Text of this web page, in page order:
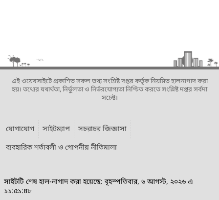
এই ওয়েবসাইটে প্রকাশিত সকল তথ্য সংশ্লিষ্ট দপ্তর কর্তৃক নিয়মিত হালনাগাদ করা
হয়। তথ্যের যথার্থতা, নির্ভুলতা ও নির্ভরযোগ্যতা নিশ্চিত করতে সংশ্লিষ্ট দপ্তর সর্বদা
সচেষ্ট।
যোগাযোগ সাইটম্যাপ
সচরাচর জিজ্ঞাসা
ব্যবহারিক শর্তাবলী ও গোপনীয় নীতিমালা
সাইটটি শেষ হাল-নাগাদ করা হয়েছে: বৃহস্পতিবার, ৬ আগস্ট, ২০২৬ এ
১১:৫১:৪৮